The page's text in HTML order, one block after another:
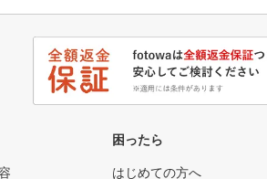
困ったら
はじめての方へ